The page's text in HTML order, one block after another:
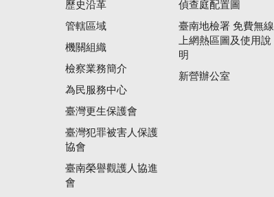
歷史沿革
管轄區域
機關組織
檢察業務簡介
為民服務中心
臺灣更生保護會
臺灣犯罪被害人保護
協會
臺南榮譽觀護人協進
會
偵查庭配置圖
臺南地檢署 免費無線
上網熱區圖及使用說
明
新營辦公室